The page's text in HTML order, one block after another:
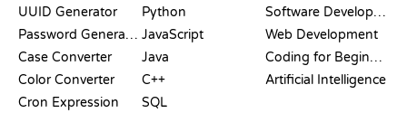
UUID Generator
Password Generator
Case Converter
Color Converter
Cron Expression
Python
JavaScript
Java
C++
SQL
Software Development
Web Development
Coding for Beginners
Artificial Intelligence